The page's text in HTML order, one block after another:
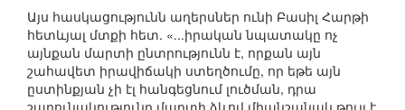
Այս հասկացությունն աղերսներ ունի Բասիլ Հարթի
հետևյալ մտքի հետ. «...իրական նպատակը ոչ
այնքան մարտի ընտրությունն է, որքան այն
շահավետ իրավիճակի ստեղծումը, որ եթե այն
ըստինքյան չի էլ հանգեցնում լուծման, դրա